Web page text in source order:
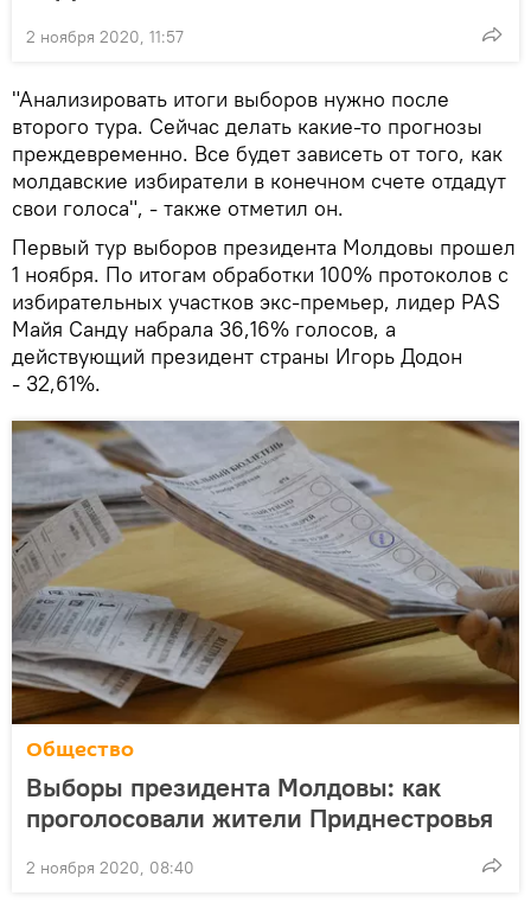
2 ноября 2020, 11:57
"Анализировать итоги выборов нужно после
второго тура. Сейчас делать какие-то прогнозы
преждевременно. Все будет зависеть от того, как
молдавские избиратели в конечном счете отдадут
свои голоса", - также отметил он.
Первый тур выборов президента Молдовы прошел
1 ноября. По итогам обработки 100% протоколов с
избирательных участков экс-премьер, лидер PAS
Майя Санду набрала 36,16% голосов, а
действующий президент страны Игорь Додон
- 32,61%.
Общество
Выборы президента Молдовы: как
проголосовали жители Приднестровья
2 ноября 2020, 08:40